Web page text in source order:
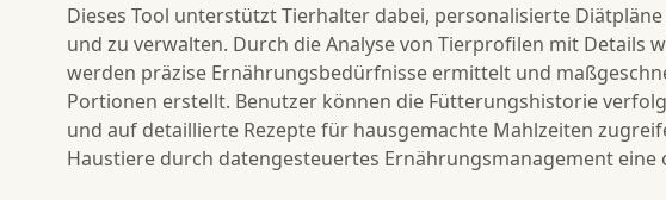
Dieses Tool unterstützt Tierhalter dabei, personalisierte
und zu verwalten. Durch die Analyse von Tierprofilen mit Details
werden präzise Ernährungsbedürfnisse ermittelt und
Portionen erstellt. Benutzer können die Fütterungshistorie
und auf detaillierte Rezepte für hausgemachte Mahlzeiten
Haustiere durch datengesteuertes Ernährungsmanagement